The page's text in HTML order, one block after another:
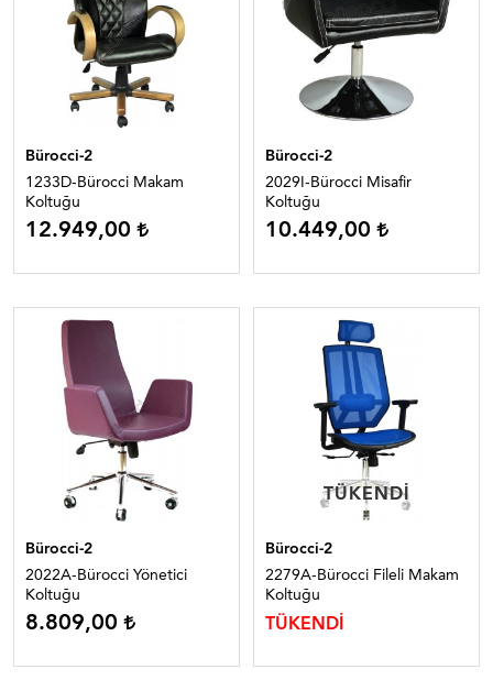
Bürocci-2
1233D-Bürocci Makam
Koltuğu
12.949,00
Bürocci-2
2029I-Bürocci Misafir
Koltuğu
10.449,00
Bürocci-2
2022A-Bürocci Yönetici
Koltuğu
8.809,00
TÜKENDI
TÜKENDI
Bürocci-2
2279A-Bürocci Fileli Makam
Koltuğu
TÜKENDİ